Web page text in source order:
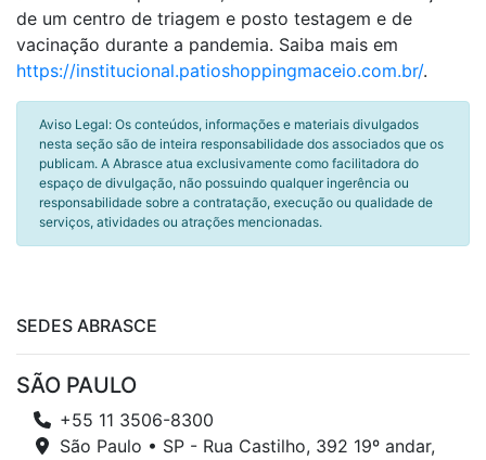
de um centro de triagem e posto testagem e de
vacinação durante a pandemia. Saiba mais em
https://institucional.patioshoppingmaceio.com.br/.
Aviso Legal: Os conteúdos, informações e materiais divulgados
nesta seção são de inteira responsabilidade dos associados que os
publicam. A Abrasce atua exclusivamente como facilitadora do
espaço de divulgação, não possuindo qualquer ingerência ou
responsabilidade sobre a contratação, execução ou qualidade de
serviços, atividades ou atrações mencionadas.
SEDES ABRASCE
SÃO PAULO
+55 11 3506-8300
São Paulo • SP - Rua Castilho, 392 19º andar,